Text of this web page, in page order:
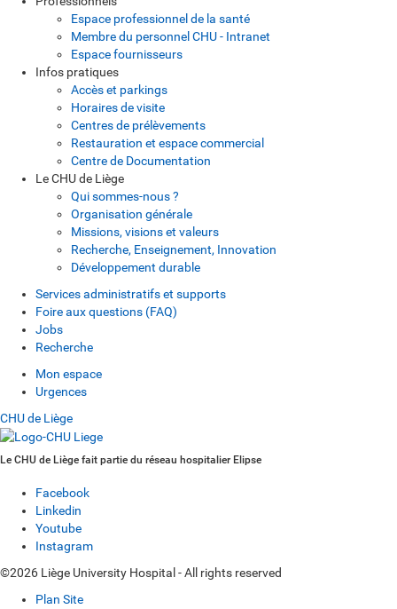
Espace professionnel de la santé
Membre du personnel CHU - Intranet
Espace fournisseurs
Infos pratiques
Accès et parkings
Horaires de visite
Centres de prélèvements
Restauration et espace commercial
Centre de Documentation
Le CHU de Liège
Qui sommes-nous ?
Organisation générale
Missions, visions et valeurs
Recherche, Enseignement, Innovation
Développement durable
Services administratifs et supports
Foire aux questions (FAQ)
Jobs
Recherche
Mon espace
Urgences
CHU de Liège
Le CHU de Liège fait partie du réseau hospitalier Elipse
Facebook
Linkedin
Youtube
Instagram
©2026 Liège University Hospital - All rights reserved
Plan Site